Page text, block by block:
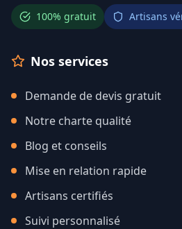
100% gratuit Artisans
Nos services
Demande de devis gratuit
Notre charte qualité
Blog et conseils
Mise en relation rapide
Artisans certifiés
Suivi personnalisé